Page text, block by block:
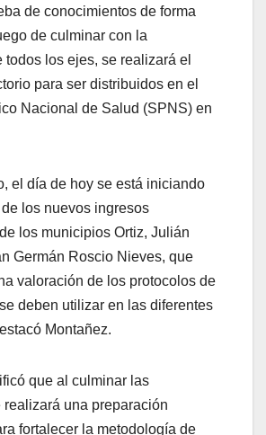
de conocimientos de forma
de culminar con la
todos los ejes, se realizará el
para ser distribuidos en el
Nacional de Salud (SPNS) en
el día de hoy se está iniciando
los nuevos ingresos
los municipios Ortiz, Julián
Germán Roscio Nieves, que
valoración de los protocolos de
deben utilizar en las diferentes
Montañez.
que al culminar las
realizará una preparación
fortalecer la metodología de